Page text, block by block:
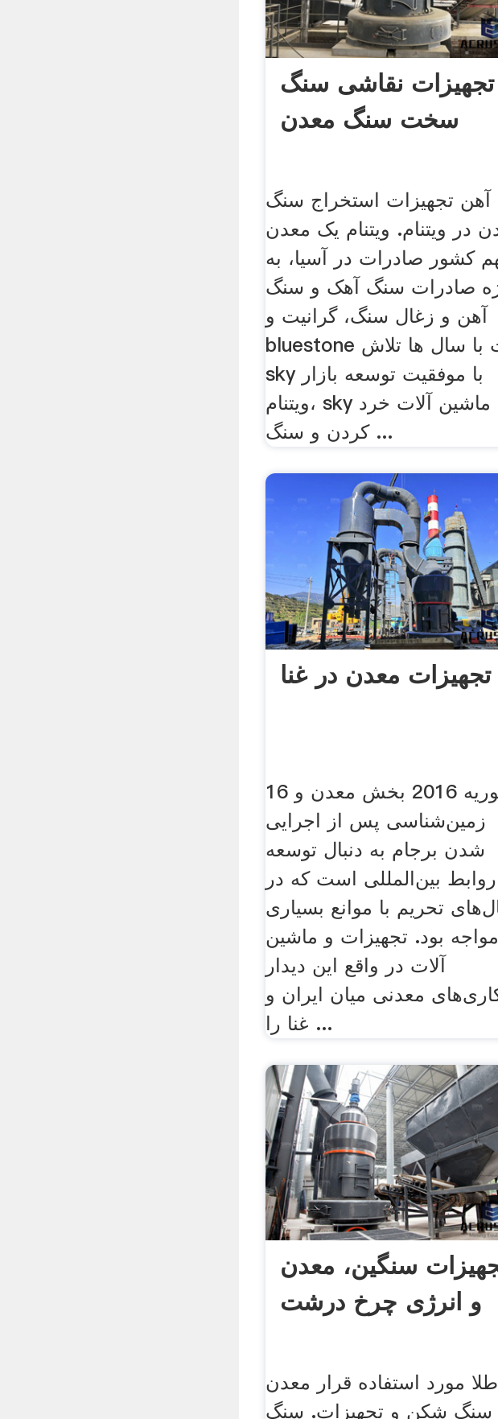
تجهیزات نقاشی سنگ
سخت سنگ معدن
آهن تجهیزات استخراج سنگ
در ویتنام. ویتنام یک معدن
کشور صادرات در آسیا، به
صادرات سنگ آهک و سنگ
آهن و زغال سنگ، گرانیت و
bluestone است با سال ها تلاش
sky با موفقیت توسعه بازار
ویتنام، sky ماشين آلات خرد
کردن و سنگ ...
تجهیزات معدن در غنا
16 فوریه 2016 بخش معدن و
زمین‌شناسی پس از اجرایی
شدن برجام به دنبال توسعه
روابط بین‌المللی است که در
تحریم با موانع بسیاری
مواجه بود. تجهيزات و ماشين
آلات در واقع این دیدار
معدنی میان ایران و
غنا را ...
سنگین، معدن
و انرژی چرخ درشت
طلا مورد استفاده قرار معدن
سنگ شکن و تجهیزات. سنگ